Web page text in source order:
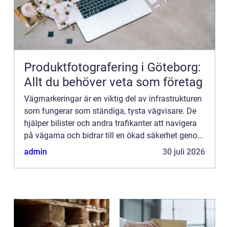
Produktfotografering i Göteborg:
Allt du behöver veta som företag
Vägmarkeringar är en viktig del av infrastrukturen
som fungerar som ständiga, tysta vägvisare. De
hjälper bilister och andra trafikanter att navigera
på vägarna och bidrar till en ökad säkerhet genom
att ...
admin 30 juli 2026